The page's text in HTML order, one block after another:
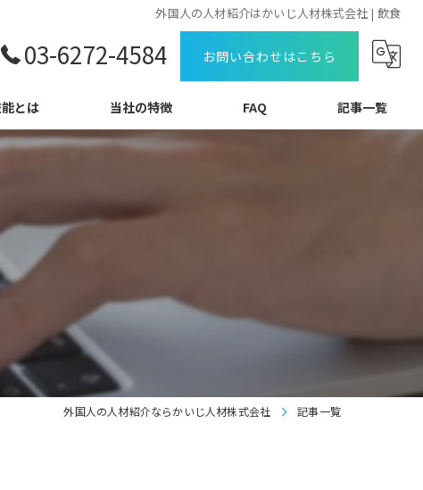
外国人の人材紹介はかいじ人材株式会社 | 飲食
03-6272-4584 お問い合わせはこちら
とは 当社の特徴
飲食料品製造業
FAQ 記事一覧
外国人の人材紹介ならかいじ人材株式会社 記事一覧